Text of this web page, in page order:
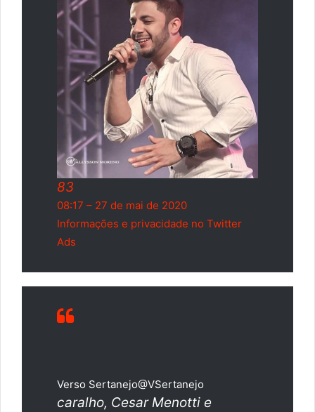
83
08:17 – 27 de mai de 2020
Informações e privacidade no Twitter
Ads
Verso Sertanejo@VSertanejo
caralho, Cesar Menotti e